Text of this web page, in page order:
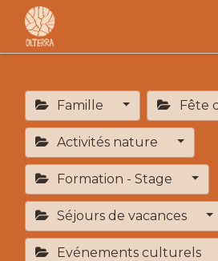
Famille Fête
Activités nature
Formation - Stage
Séjours de vacances
Evénements culturels